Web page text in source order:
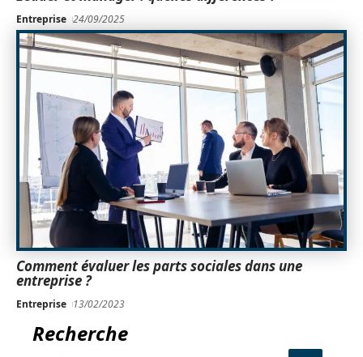
Entreprise 24/09/2025
Comment évaluer les parts sociales dans une
entreprise ?
Entreprise 13/02/2023
Recherche